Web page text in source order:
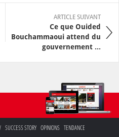
ARTICLE SUIVANT
Ce que Ouided
Bouchammaoui attend du
gouvernement ...
SUCCESS STORY OPINIONS TENDANCE